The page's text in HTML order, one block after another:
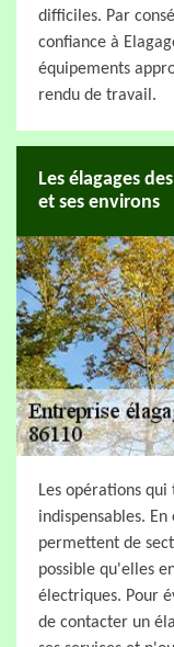
difficiles. Par
confiance à
équipements
rendu de travail.
Les élagages
et ses environs
Les opérations
indispensables.
permettent de
possible qu'elles
électriques. Pour
de contacter un